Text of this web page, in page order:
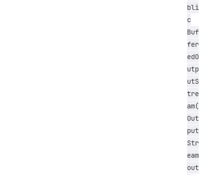
bli
c
Buf
fer
edO
utp
utS
tre
am(
Out
put
Str
eam
out